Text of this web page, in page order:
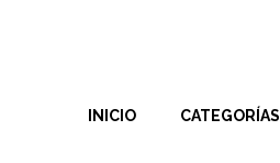
INICIO CATEGORÍAS